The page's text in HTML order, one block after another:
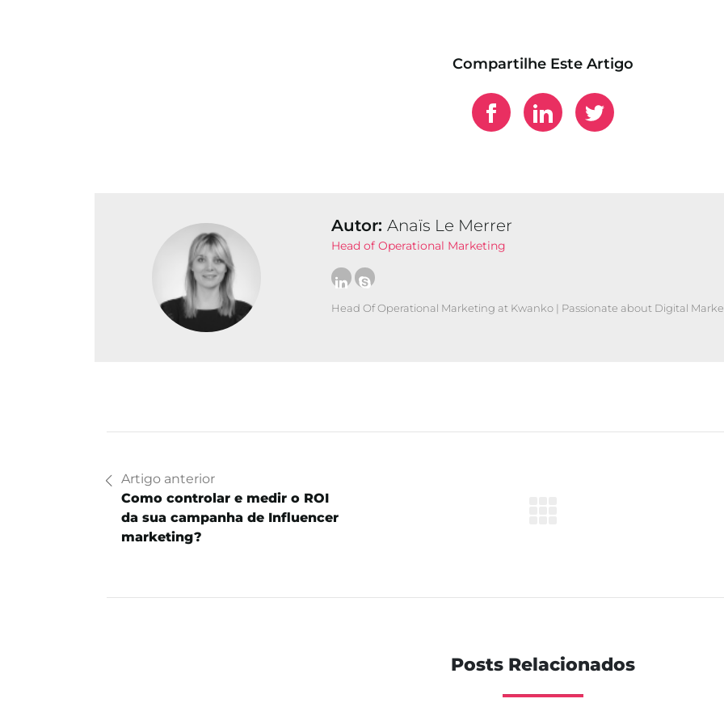
Compartilhe Este Artigo
Autor: Anaïs Le Merrer
Head of Operational Marketing
Head Of Operational Marketing at Kwanko | Passionate about Digital
Artigo anterior
Como controlar e medir o ROI
da sua campanha de Influencer
marketing?
Posts Relacionados